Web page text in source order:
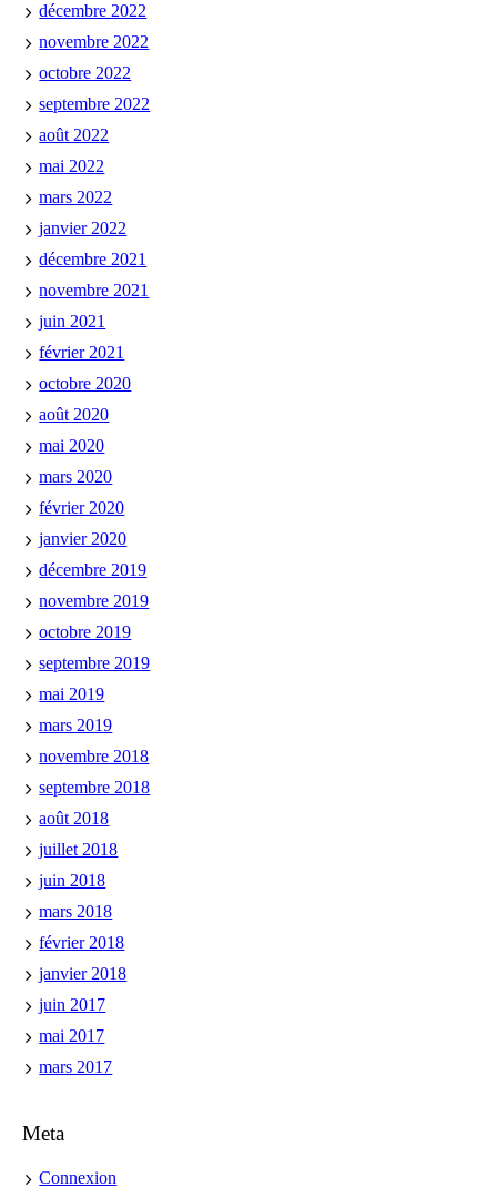
décembre 2022
novembre 2022
octobre 2022
septembre 2022
août 2022
mai 2022
mars 2022
janvier 2022
décembre 2021
novembre 2021
juin 2021
février 2021
octobre 2020
août 2020
mai 2020
mars 2020
février 2020
janvier 2020
décembre 2019
novembre 2019
octobre 2019
septembre 2019
mai 2019
mars 2019
novembre 2018
septembre 2018
août 2018
juillet 2018
juin 2018
mars 2018
février 2018
janvier 2018
juin 2017
mai 2017
mars 2017
Meta
Connexion